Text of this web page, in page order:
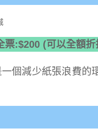
票:$200 (可以全額折
個減少紙張浪費的